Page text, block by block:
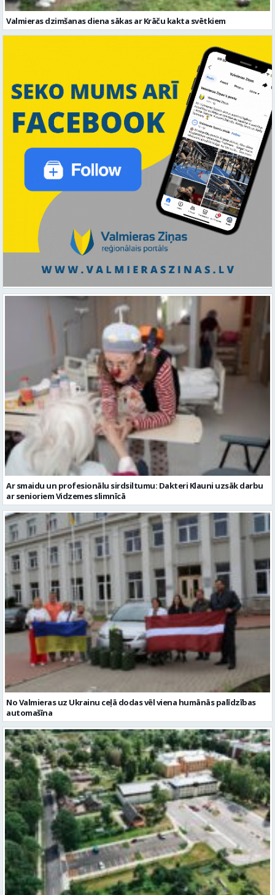
Valmieras dzimšanas diena sākas ar Krāču kakta svētkiem
Ar smaidu un profesionālu sirdsiltumu: Dakteri Klauni uzsāk darbu
ar senioriem Vidzemes slimnīcā
No Valmieras uz Ukrainu ceļā dodas vēl viena humānās palīdzības
automašīna